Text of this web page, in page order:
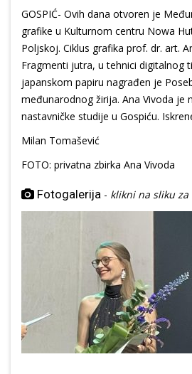
GOSPIĆ- Ovih dana otvoren je
grafike u Kulturnom centru Nowa
Poljskoj. Ciklus grafika prof. dr. art.
Fragmenti jutra, u tehnici digitalnog
japanskom papiru nagrađen je
međunarodnog žirija. Ana Vivoda je
nastavničke studije u Gospiću.
Milan Tomašević
FOTO: privatna zbirka Ana Vivoda
Fotogalerija - klikni na sliku za